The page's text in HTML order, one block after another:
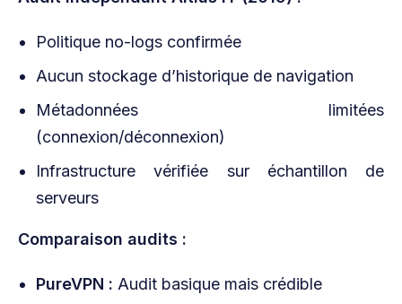
Politique no-logs confirmée
Aucun stockage d’historique de navigation
Métadonnées limitées
(connexion/déconnexion)
Infrastructure vérifiée sur échantillon de
serveurs
Comparaison audits :
PureVPN : Audit basique mais crédible